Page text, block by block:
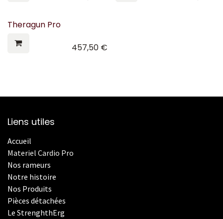
Theragun Pro
457,50€
Liens utiles
Accueil
Materiel Cardio Pro
Nos rameurs
Notre histoire
Nos Produits
Pièces détachées
Le StrenghthErg